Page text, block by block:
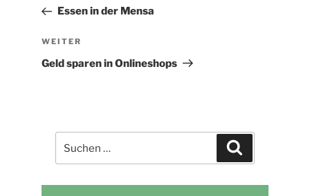
Beitrag
Essen in der Mensa
Nächster
Beitrag
WEITER
Geld sparen in Onlineshops
nach: